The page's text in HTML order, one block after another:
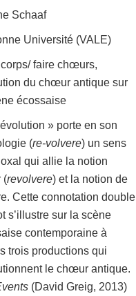
Schaaf
Université (VALE)
faire chœurs,
du chœur antique sur
écossaise
» porte en son
(re-volvere) un sens
qui allie la notion
(revolvere) et la notion de
Cette connotation double
s’illustre sur la scène
contemporaine à
trois productions qui
le chœur antique.
(David Greig, 2013)